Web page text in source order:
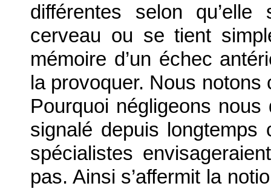
différentes selon
cerveau ou se tient
mémoire d’un échec
la provoquer. Nous
Pourquoi négligeons nous
signalé depuis
spécialistes
pas. Ainsi s’affermit la